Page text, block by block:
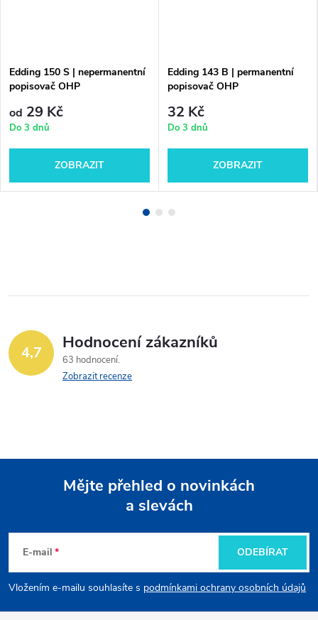
Edding 150 S | nepermanentní
popisovač OHP
od 29 Kč
Do 3 dnů
ZOBRAZIT
Edding 143 B | permanentní
popisovač OHP
32 Kč
Do 3 dnů
ZOBRAZIT
4,7 Hodnocení zákazníků
63 hodnocení
Zobrazit recenze
p
Mějte přehled o novinkách
a slevách
E-mail
Vložením e-mailu souhlasíte s podmínkami ochrany osobních údajů
ODEBÍRAT